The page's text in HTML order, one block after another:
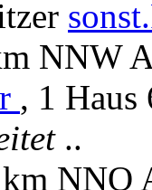
NNW
, 1
..
NNO